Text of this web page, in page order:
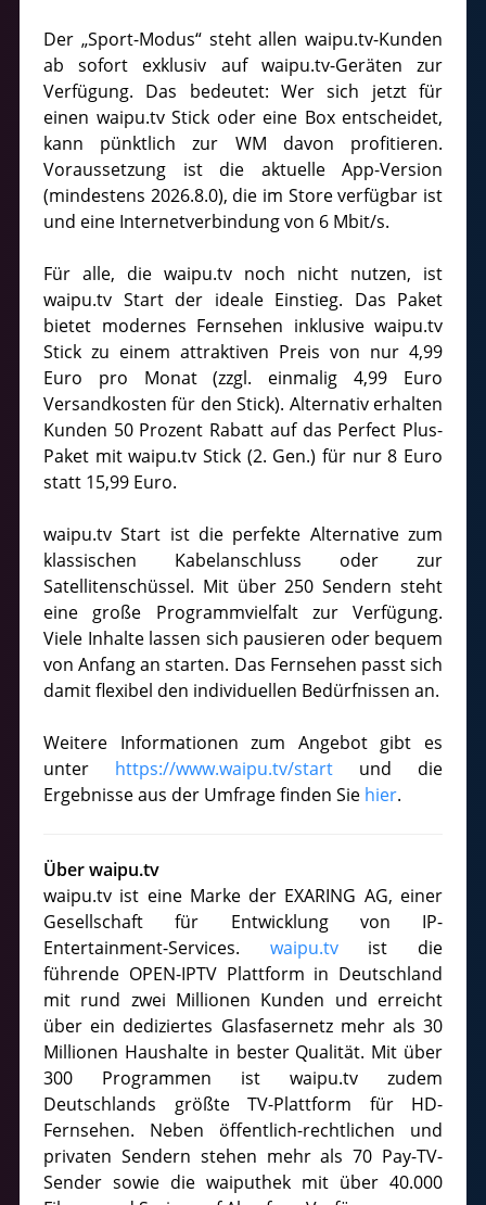
Der „Sport-Modus“ steht allen waipu.tv-Kunden
ab sofort exklusiv auf waipu.tv-Geräten zur
Verfügung. Das bedeutet: Wer sich jetzt für
einen waipu.tv Stick oder eine Box entscheidet,
kann pünktlich zur WM davon profitieren.
Voraussetzung ist die aktuelle App-Version
(mindestens 2026.8.0), die im Store verfügbar ist
und eine Internetverbindung von 6 Mbit/s.
Für alle, die waipu.tv noch nicht nutzen, ist
waipu.tv Start der ideale Einstieg. Das Paket
bietet modernes Fernsehen inklusive waipu.tv
Stick zu einem attraktiven Preis von nur 4,99
Euro pro Monat (zzgl. einmalig 4,99 Euro
Versandkosten für den Stick). Alternativ erhalten
Kunden 50 Prozent Rabatt auf das Perfect Plus-
Paket mit waipu.tv Stick (2. Gen.) für nur 8 Euro
statt 15,99 Euro.
waipu.tv Start ist die perfekte Alternative zum
klassischen Kabelanschluss oder zur
Satellitenschüssel. Mit über 250 Sendern steht
eine große Programmvielfalt zur Verfügung.
Viele Inhalte lassen sich pausieren oder bequem
von Anfang an starten. Das Fernsehen passt sich
damit flexibel den individuellen Bedürfnissen an.
Weitere Informationen zum Angebot gibt es
unter https://www.waipu.tv/start und die
Ergebnisse aus der Umfrage finden Sie hier.
Über waipu.tv
waipu.tv ist eine Marke der EXARING AG, einer
Gesellschaft für Entwicklung von IP-
Entertainment-Services. waipu.tvist die
führende OPEN-IPTV Plattform in Deutschland
mit rund zwei Millionen Kunden und erreicht
über ein dediziertes Glasfasernetz mehr als 30
Millionen Haushalte in bester Qualität. Mit über
300 Programmen ist waipu.tv zudem
Deutschlands größte TV-Plattform für HD-
Fernsehen. Neben öffentlich-rechtlichen und
privaten Sendern stehen mehr als 70 Pay-TV-
Sender sowie die waiputhek mit über 40.000